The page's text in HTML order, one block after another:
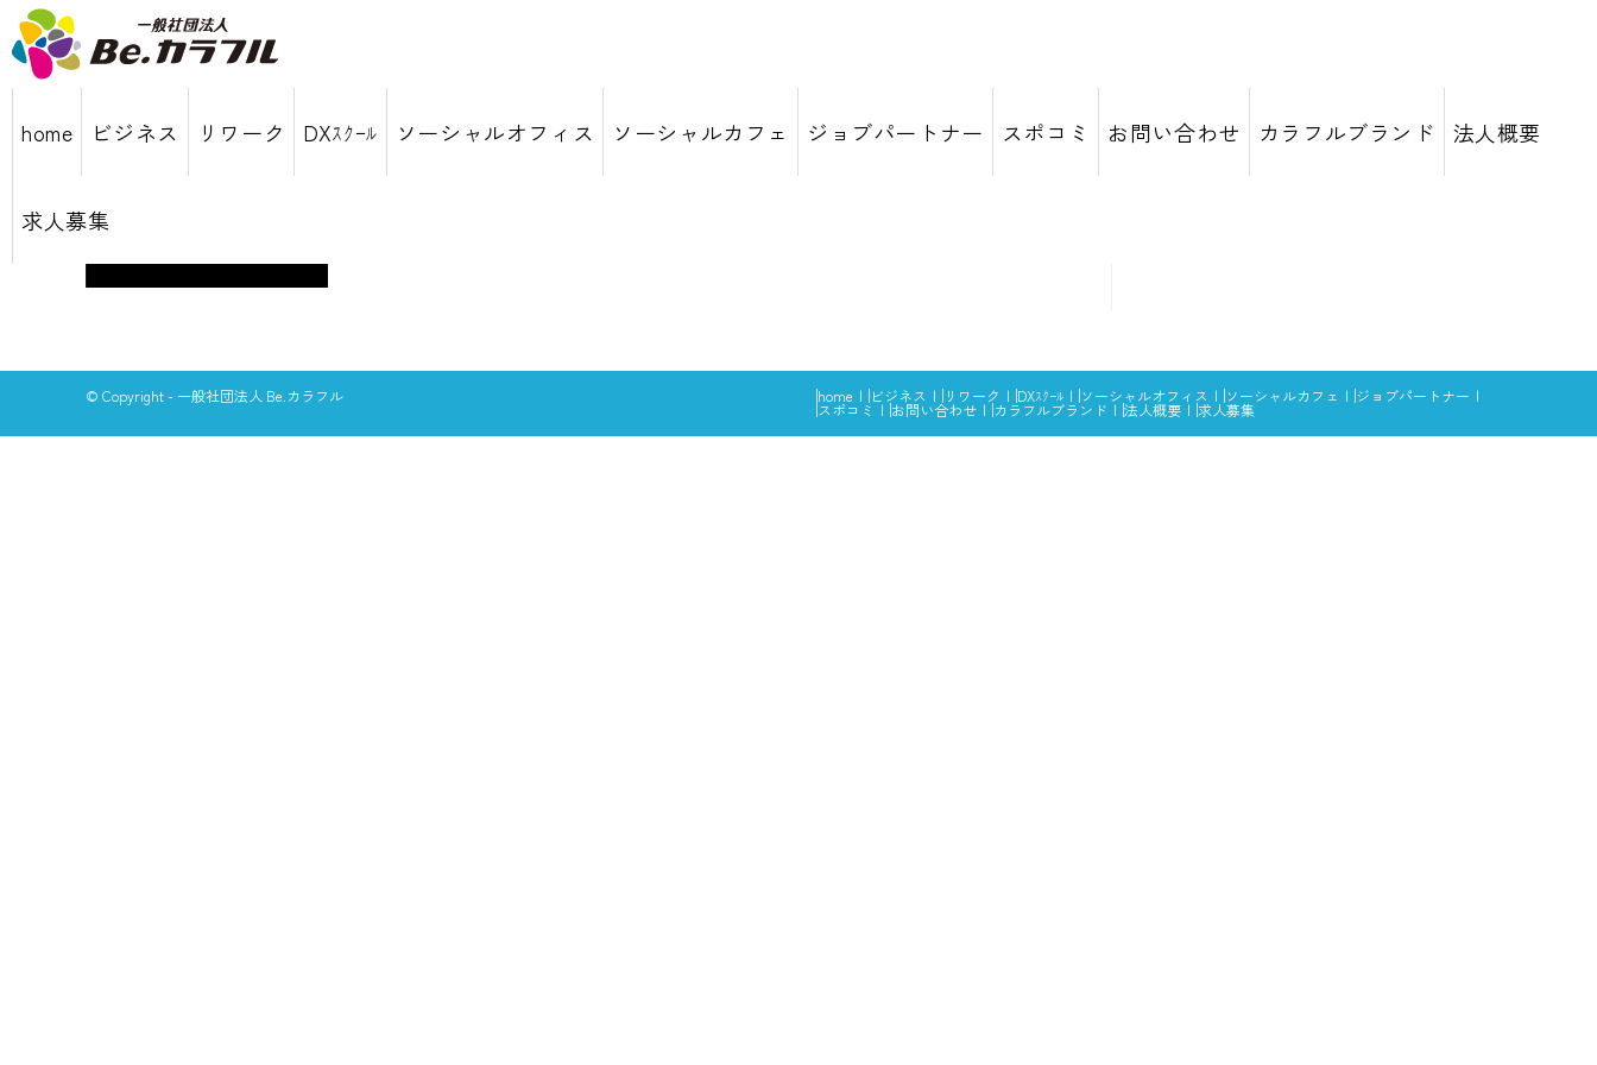
home ビジネス リワーク DXｽｸｰﾙ ソーシャルオフィス ソーシャルカフェ ジョブパートナー スポコミ お問い合わせ カラフルブランド 法人概要
求人募集
home ビジネス リワーク DXｽｸｰﾙ ソーシャルオフィス ソーシャルカフェ ジョブパートナー
スポコミ お問い合わせ カラフルブランド 法人概要 求人募集
© Copyright - 一般社団法人 Be.カラフル